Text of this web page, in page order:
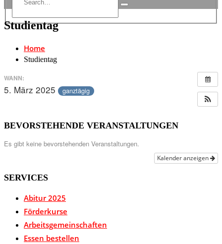
Studientag
Home
Studientag
WANN:
5. März 2025 ganztägig
BEVORSTEHENDE VERANSTALTUNGEN
Es gibt keine bevorstehenden Veranstaltungen.
Kalender anzeigen
SERVICES
Abitur 2025
Förderkurse
Arbeitsgemeinschaften
Essen bestellen